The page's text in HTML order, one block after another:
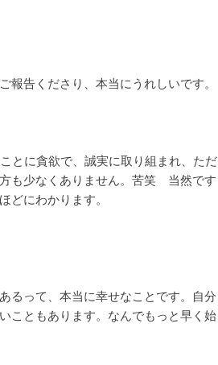
報告くださり、本当にうれしいです。
とに貪欲で、誠実に取り組まれ、ただ
も少なくありません。苦笑 当然です
どにわかります。
るって、本当に幸せなことです。自分
こともあります。なんでもっと早く始